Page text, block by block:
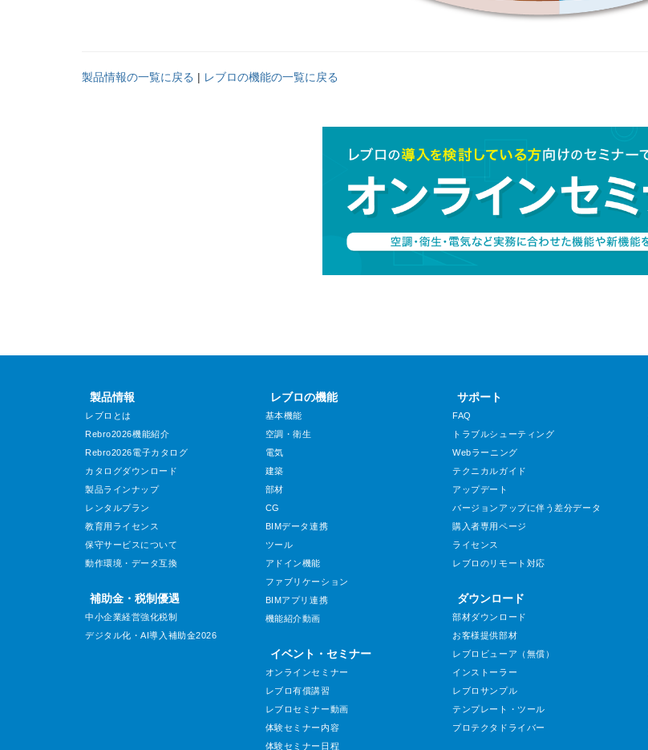
製品情報の一覧に戻る | レブロの機能の一覧に戻る
製品情報
レブロとは
Rebro2026機能紹介
Rebro2026電子カタログ
カタログダウンロード
製品ラインナップ
レンタルプラン
教育用ライセンス
保守サービスについて
動作環境・データ互換
補助金・税制優遇
中小企業経営強化税制
デジタル化・AI導入補助金2026
レブロの機能
基本機能
空調・衛生
電気
建築
部材
CG
BIMデータ連携
ツール
アドイン機能
ファブリケーション
BIMアプリ連携
機能紹介動画
イベント・セミナー
オンラインセミナー
レブロ有償講習
レブロセミナー動画
体験セミナー内容
体験セミナー日程
サポート
FAQ
トラブルシューティング
Webラーニング
テクニカルガイド
アップデート
バージョンアップに伴う差分データ
購入者専用ページ
ライセンス
レブロのリモート対応
ダウンロード
部材ダウンロード
お客様提供部材
レブロビューア（無償）
インストーラー
レブロサンプル
テンプレート・ツール
プロテクタドライバー